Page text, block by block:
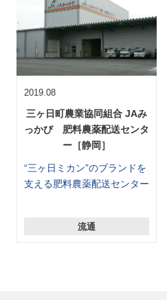
2019.08
三ヶ日町農業協同組合 JAみ
っかび 肥料農薬配送センタ
ー［静岡］
“三ヶ日ミカン”のブランドを
支える肥料農薬配送センター
流通